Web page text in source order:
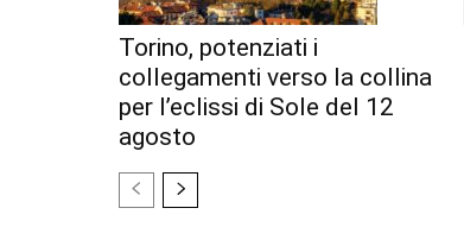
Torino, potenziati i
collegamenti verso la collina
per l’eclissi di Sole del 12
agosto